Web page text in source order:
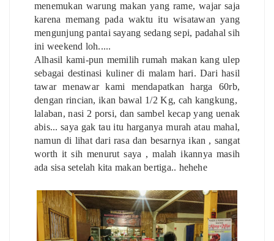
menemukan warung makan yang rame, wajar saja
karena memang pada waktu itu wisatawan yang
mengunjung pantai sayang sedang sepi, padahal sih
ini weekend loh.....
Alhasil kami-pun memilih rumah makan kang ulep
sebagai destinasi kuliner di malam hari. Dari hasil
tawar menawar kami mendapatkan harga 60rb,
dengan rincian, ikan bawal 1/2 Kg, cah kangkung,
lalaban, nasi 2 porsi, dan sambel kecap yang uenak
abis... saya gak tau itu harganya murah atau mahal,
namun di lihat dari rasa dan besarnya ikan , sangat
worth it sih menurut saya , malah ikannya masih
ada sisa setelah kita makan bertiga.. hehehe